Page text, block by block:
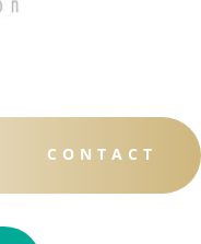
CONTACT